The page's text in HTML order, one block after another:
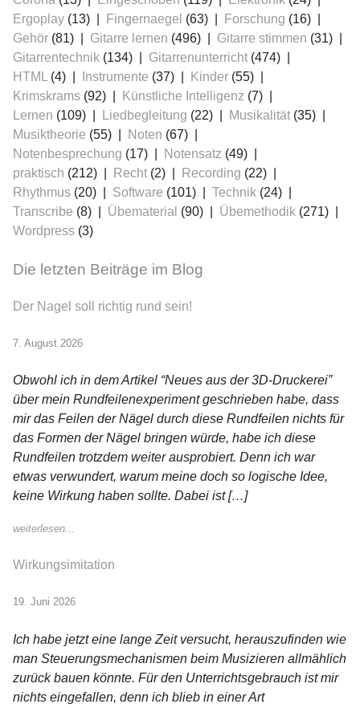
Ergoplay (13) Fingernaegel (63) Forschung (16)
Gehör (81) Gitarre lernen (496) Gitarre stimmen (31)
Gitarrentechnik (134) Gitarrenunterricht(474)
HTML(4) Instrumente (37) Kinder (55)
Krimskrams (92) Künstliche Intelligenz (7)
Lernen (109) Liedbegleitung (22) Musikalität(35)
Musiktheorie (55) Noten (67)
Notenbesprechung (17) Notensatz (49)
praktisch (212) Recht(2) Recording (22)
Rhythmus (20) Software (101) Technik (24)
Transcribe (8) Übematerial (90) Übemethodik (271)
Wordpress (3)
Die letzten Beiträge im Blog
Der Nagel soll richtig rund sein!
7. August 2026
Obwohl ich in dem Artikel “Neues aus der 3D-Druckerei”
über mein Rundfeilenexperiment geschrieben habe, dass
mir das Feilen der Nägel durch diese Rundfeilen nichts für
das Formen der Nägel bringen würde, habe ich diese
Rundfeilen trotzdem weiter ausprobiert. Denn ich war
etwas verwundert, warum meine doch so logische Idee,
keine Wirkung haben sollte. Dabei ist […]
weiterlesen...
Wirkungsimitation
19. Juni 2026
Ich habe jetzt eine lange Zeit versucht, herauszufinden wie
man Steuerungsmechanismen beim Musizieren allmählich
zurück bauen könnte. Für den Unterrichtsgebrauch ist mir
nichts eingefallen, denn ich blieb in einer Art